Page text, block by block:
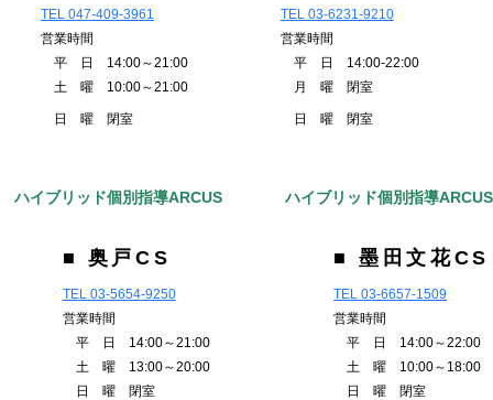
TEL 047-409-3961
営業時間
平 日 14:00～21:00
土 曜 10:00～21:00
日 曜 閉室
TEL 03-6231-9210
営業時間
平 日 14:00-22:00
月 曜 閉室
日 曜 閉室
ハイブリッド個別指導ARCUS
■ 奥戸CS
TEL 03-5654-9250
営業時間
平 日 14:00～21:00
土 曜 13:00～20:00
日 曜 閉室
ハイブリッド個別指導ARCUS
■ 墨田文花CS
TEL 03-6657-1509
営業時間
平 日 14:00～22:00
土 曜 10:00～18:00
日 曜 閉室